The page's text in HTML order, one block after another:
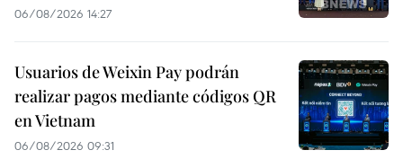
06/08/2026 14:27
Usuarios de Weixin Pay podrán
realizar pagos mediante códigos QR
en Vietnam
06/08/2026 09:31